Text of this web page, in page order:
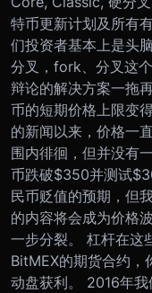
特币更新计划及所有
们投资者基本上是头
分叉，fork、分叉这
辩论的解决方案一拖
币的短期价格上限变
的新闻以来，价格一
围内徘徊，但并没有
币跌破$350并测试
民币贬值的预期，但
的内容将会成为价格
一步分裂。 杠杆在这
BitMEX的期货合约，
动盘获利。 2016年